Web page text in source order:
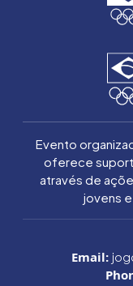
Evento
oferece
através de
jovens
Email: